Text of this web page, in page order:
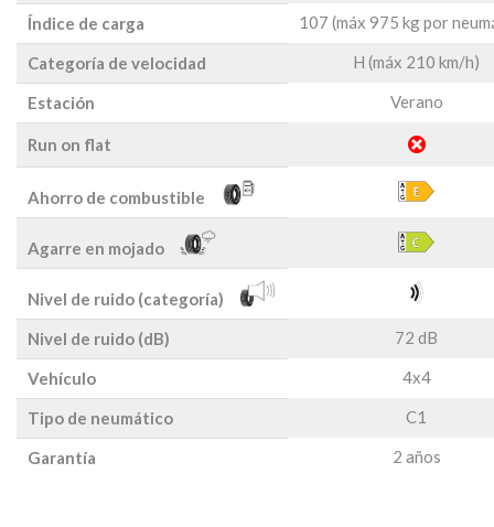
Índice de carga 107 (máx 975 kg por
Categoría de velocidad H (máx 210 km/h)
Estación Verano
Run on flat
Ahorro de combustible
Agarre en mojado
Nivel de ruido (categoría)
Nivel de ruido (dB)
72 dB
Vehículo 4x4
Tipo de neumático C1
Garantía 2 años